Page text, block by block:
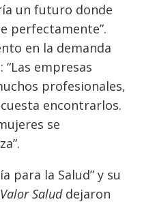
un futuro donde
perfectamente”.
en la demanda
empresas
profesionales,
encontrarlos.
se
para la Salud” y su
Valor Saluddejaron